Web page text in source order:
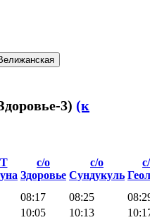
3) (к
с/о
Здоровье
с/о
Сундукуль
08:17 08:25
10:05 10:13